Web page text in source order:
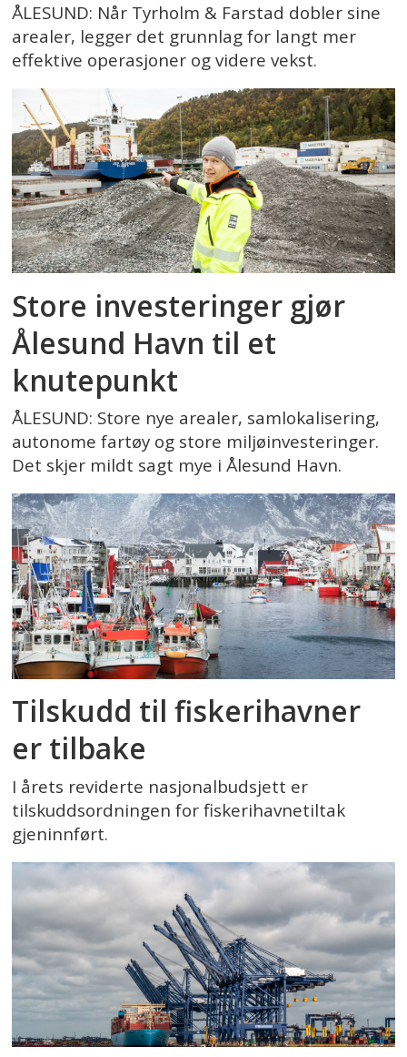
ÅLESUND: Når Tyrholm & Farstad dobler sine
arealer, legger det grunnlag for langt mer
effektive operasjoner og videre vekst.
Store investeringer gjør
Ålesund Havn til et
knutepunkt
ÅLESUND: Store nye arealer, samlokalisering,
autonome fartøy og store miljøinvesteringer.
Det skjer mildt sagt mye i Ålesund Havn.
Tilskudd til fiskerihavner
er tilbake
I årets reviderte nasjonalbudsjett er
tilskuddsordningen for fiskerihavnetiltak
gjeninnført.